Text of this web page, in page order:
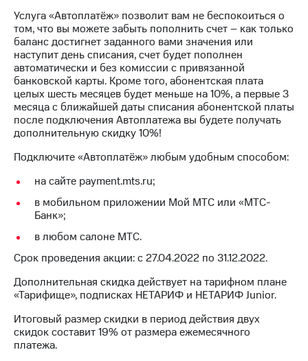
группа
Заказать
SIM-
карту
Оформить
eSIM
SIM-
для
иностранцев
Оформить
чистый
номер
Выбрать
красивый
номер
SIM-
карту
РИИЛ
и МТС
Супер
дешевле
при
оплате
с карты
МТС
Деньги
Выберите
и подключите
ТВ
с выгодным
тарифом
Интернет,
ТВ и телефон
для дома
Услуги
Услуга «Автоплатёж» позволит вам не беспокоиться о
том, что вы можете забыть пополнить счет – как только
баланс достигнет заданного вами значения или
наступит день списания, счет будет пополнен
автоматически и без комиссии с привязанной
банковской карты. Кроме того, абонентская плата
целых шесть месяцев будет меньше на 10%, а первые 3
месяца с ближайшей даты списания абонентской платы
после подключения Автоплатежа вы будете получать
дополнительную скидку 10%!
Подключите «Автоплатёж» любым удобным способом:
на сайте payment.mts.ru;
в мобильном приложении Мой МТС или «МТС-
Банк»;
в любом салоне МТС.
Срок проведения акции: с 27.04.2022 по 31.12.2022.
Дополнительная скидка действует на тарифном плане
«Тарифище», подписках НЕТАРИФ и НЕТАРИФ Junior.
Итоговый размер скидки в период действия двух
скидок составит 19% от размера ежемесячного
платежа.